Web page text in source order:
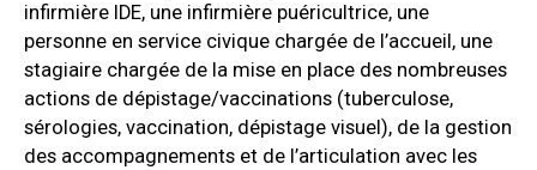
infirmière IDE, une infirmière puéricultrice, une
personne en service civique chargée de l’accueil, une
stagiaire chargée de la mise en place des nombreuses
actions de dépistage/vaccinations (tuberculose,
sérologies, vaccination, dépistage visuel), de la gestion
des accompagnements et de l’articulation avec les